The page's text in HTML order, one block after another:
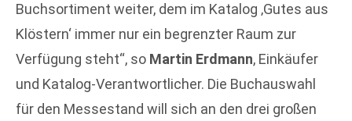
Buchsortiment weiter, dem im Katalog ‚Gutes aus
Klöstern‘ immer nur ein begrenzter Raum zur
Verfügung steht“, so Martin Erdmann, Einkäufer
und Katalog-Verantwortlicher. Die Buchauswahl
für den Messestand will sich an den drei großen